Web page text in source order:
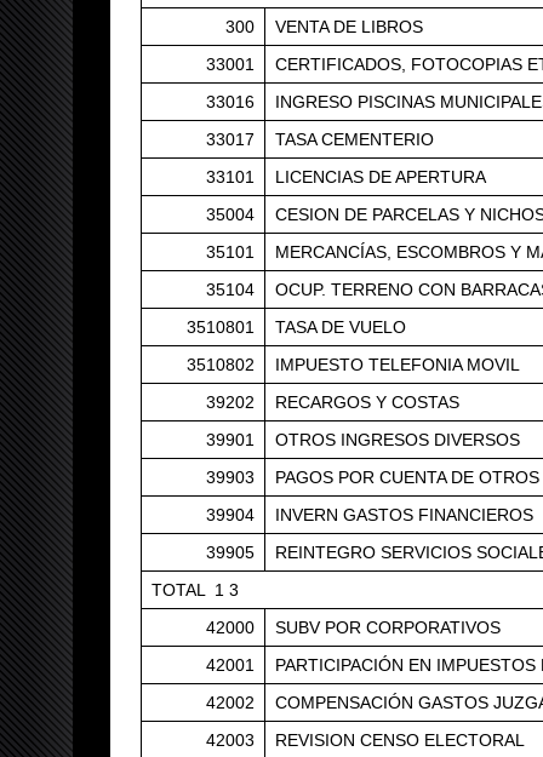
300
VENTA DE LIBROS
33001
CERTIFICADOS, FOTOCOPIAS
33016
INGRESO PISCINAS
33017
TASA CEMENTERIO
33101
LICENCIAS DE APERTURA
35004
CESION DE PARCELAS Y
35101
MERCANCÍAS, ESCOMBROS Y
35104
OCUP. TERRENO CON
3510801
TASA DE VUELO
3510802
IMPUESTO TELEFONIA MOVIL
39202
RECARGOS Y COSTAS
39901
OTROS INGRESOS DIVERSOS
39903
PAGOS POR CUENTA DE OTROS
39904
INVERN GASTOS FINANCIEROS
39905
REINTEGRO SERVICIOS
TOTAL 1 3
42000
SUBV POR CORPORATIVOS
42001
PARTICIPACIÓN EN
42002
COMPENSACIÓN GASTOS
42003
REVISION CENSO ELECTORAL